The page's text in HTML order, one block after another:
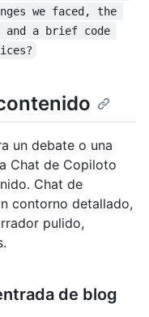
we faced, the
and a brief code
un debate o una
Chat de Copiloto
Chat de
contorno detallado,
pulido,
de blog